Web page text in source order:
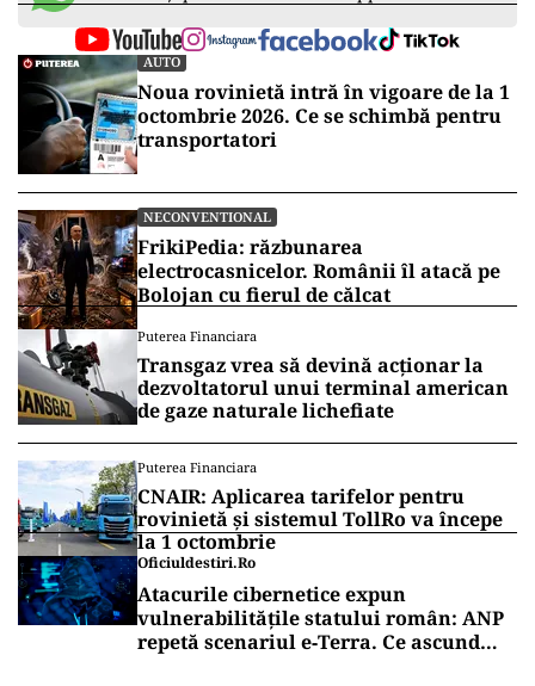
AUTO
Noua rovinietă intră în vigoare de la 1
octombrie 2026. Ce se schimbă pentru
transportatori
NECONVENTIONAL
FrikiPedia: răzbunarea
electrocasnicelor. Românii îl atacă pe
Bolojan cu fierul de călcat
Puterea Financiara
Transgaz vrea să devină acționar la
dezvoltatorul unui terminal american
de gaze naturale lichefiate
Puterea Financiara
CNAIR: Aplicarea tarifelor pentru
rovinietă și sistemul TollRo va începe
la 1 octombrie
Oficiuldestiri.ro
Atacurile cibernetice expun
vulnerabilitățile statului român: ANP
repetă scenariul e‑Terra. Ce ascund